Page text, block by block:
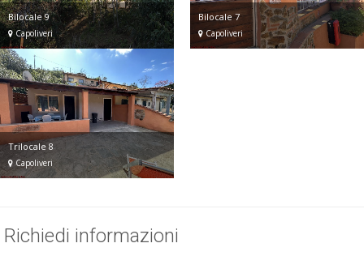
Bilocale 9
Capoliveri
Bilocale 7
Capoliveri
Trilocale 8
Capoliveri
Richiedi informazioni